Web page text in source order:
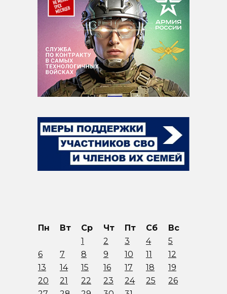
Пн Вт Ср Чт Пт Сб
Вс
1
2 3 4
5
6
7 8 9 10 11
12
13
14 15 16 17 18
19
20
21 22 23 24 25
26